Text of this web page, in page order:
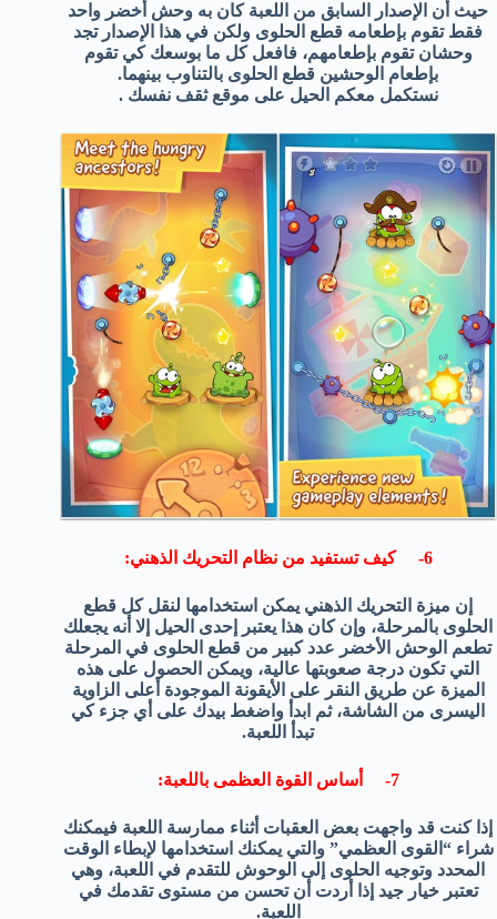
حيث أن الإصدار السابق من اللعبة كان به وحش أخضر واحد
فقط تقوم بإطعامه قطع الحلوى ولكن في هذا الإصدار تجد
وحشان تقوم بإطعامهم، فافعل كل ما بوسعك كي تقوم
بإطعام الوحشين قطع الحلوى بالتناوب بينهما.
نستكمل معكم الحيل على موقع ثقف نفسك .
6- كيف تستفيد من نظام التحريك الذهني:
إن ميزة التحريك الذهني يمكن استخدامها لنقل كل قطع
الحلوى بالمرحلة، وإن كان هذا يعتبر إحدى الحيل إلا أنه يجعلك
تطعم الوحش الأخضر عدد كبير من قطع الحلوى في المرحلة
التي تكون درجة صعوبتها عالية، ويمكن الحصول على هذه
الميزة عن طريق النقر على الأيقونة الموجودة أعلى الزاوية
اليسرى من الشاشة، ثم ابدأ واضغط بيدك على أي جزء كي
تبدأ اللعبة.
7- أساس القوة العظمى باللعبة:
إذا كنت قد واجهت بعض العقبات أثناء ممارسة اللعبة فيمكنك
شراء “القوى العظمي” والتي يمكنك استخدامها لإبطاء الوقت
المحدد وتوجيه الحلوى إلى الوحوش للتقدم في اللعبة، وهي
تعتبر خيار جيد إذا أردت أن تحسن من مستوى تقدمك في
اللعبة.